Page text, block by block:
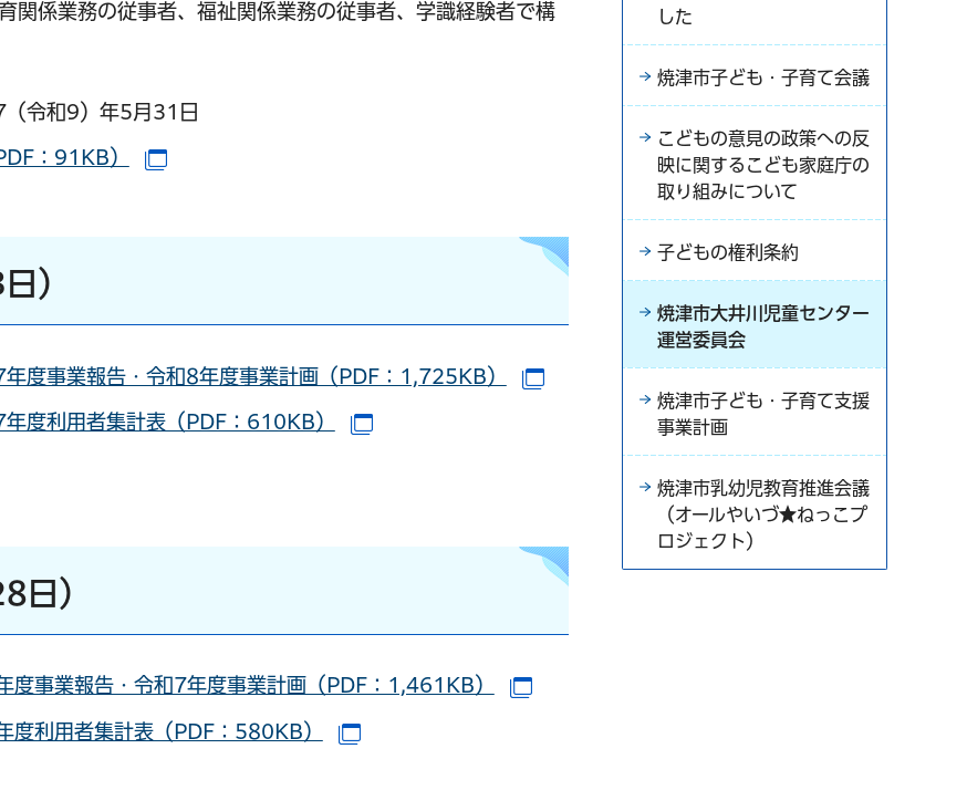
関係業務の従事者、福祉関係業務の従事者、学識経験者で構
令和9）年5月31日
：91KB） （別ウインドウで開きます）
）
度事業報告・令和8年度事業計画（PDF：1,725KB） （別ウインドウで開きます）
度利用者集計表（PDF：610KB） （別ウインドウで開きます）
開きます）
日）
事業報告・令和7年度事業計画（PDF：1,461KB） （別ウインドウで開きます）
度利用者集計表（PDF：580KB）
で開きます）
した
焼津市子ども・子育て会議
こどもの意見の政策への反
映に関するこども家庭庁の
取り組みについて
子どもの権利条約
焼津市大井川児童センター
運営委員会
焼津市子ども・子育て支援
事業計画
焼津市乳幼児教育推進会議
（オールやいづ★ねっこプ
ロジェクト）